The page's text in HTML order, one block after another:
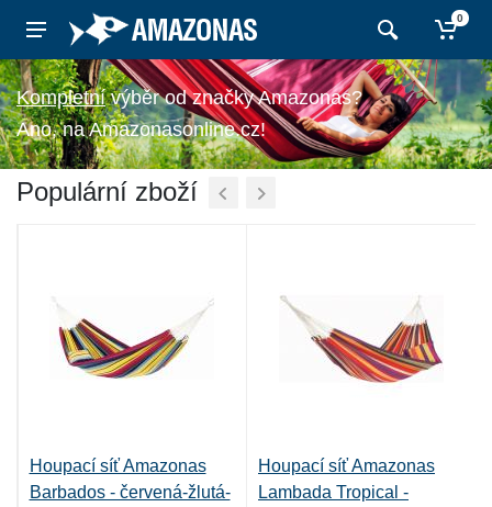
0
výběr od značky Amazonas?
Ano, na Amazonasonline.cz!
Populární zboží
Houpací síť Amazonas
Barbados - červená-žlutá-
Houpací síť Amazonas
Lambada Tropical -